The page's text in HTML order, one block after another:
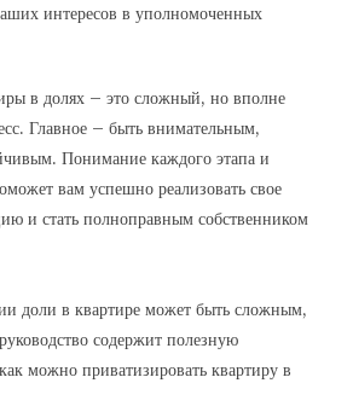
интересов в уполномоченных
в долях – это сложный, но вполне
Главное – быть внимательным,
Понимание каждого этапа и
вам успешно реализовать свое
и стать полноправным собственником
доли в квартире может быть сложным,
содержит полезную
можно приватизировать квартиру в